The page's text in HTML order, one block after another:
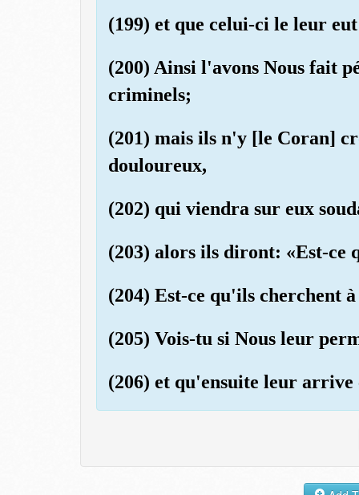
(199) et que celui-ci le leur
(200) Ainsi l'avons Nous fait
criminels;
(201) mais ils n'y [le Coran]
douloureux,
(202) qui viendra sur eux
(203) alors ils diront: «Est-ce
(204) Est-ce qu'ils cherchent
(205) Vois-tu si Nous leur
(206) et qu'ensuite leur arrive